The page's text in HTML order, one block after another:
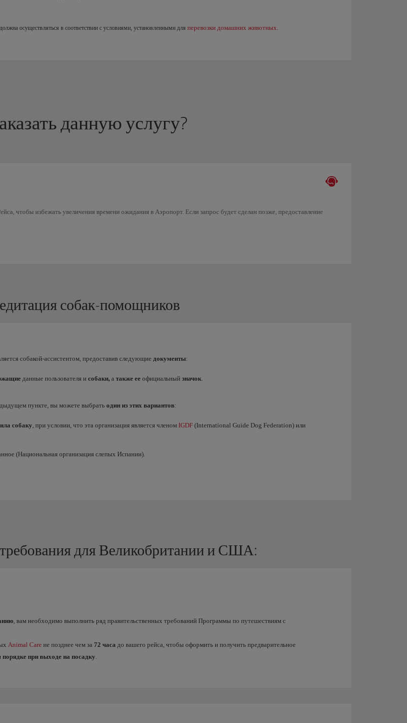
осуществляться в соответствии с условиями, установленными для перевозки домашних животных
данную услугу?
чтобы избежать увеличения времени ожидания в Аэропорт. Если запрос будет сделан позже, предоставление
собак-помощников
собакой-ассистентом, предоставив следующие документы:
данные пользователя и собаки, а также ее официальный значок
пункте, вы можете выбрать один из этих вариантов:
собаку , при условии, что эта организация является членом IGDF (International Guide Dog Federation) или
(Национальная организация слепых Испании).
для Великобритании и США:
, вам необходимо выполнить ряд правительственных требований Программы по путешествиям с
Animal Care не позднее чем за 72 часа до вашего рейса, чтобы оформить и получить предварительное
при выходе на посадку.